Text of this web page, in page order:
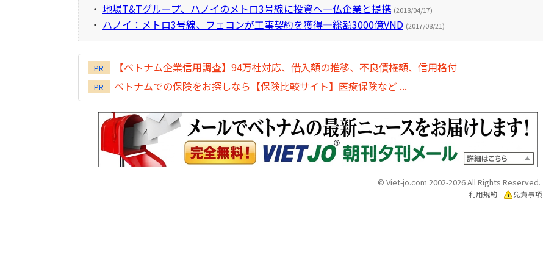
・ 地場T&Tグループ、ハノイのメトロ3号線に投資へ―仏企業と提携 (2018/04/17)
・ ハノイ：メトロ3号線、フェコンが工事契約を獲得―総額3000億VND (2017/08/21)
PR 【ベトナム企業信用調査】94万社対応、借入額の推移、不良債権額、信用格付
PR ベトナムでの保険をお探しなら【保険比較サイト】医療保険など ...
© Viet-jo.com 2002-2026 All Rights Reserved.
利用規約 免責事項